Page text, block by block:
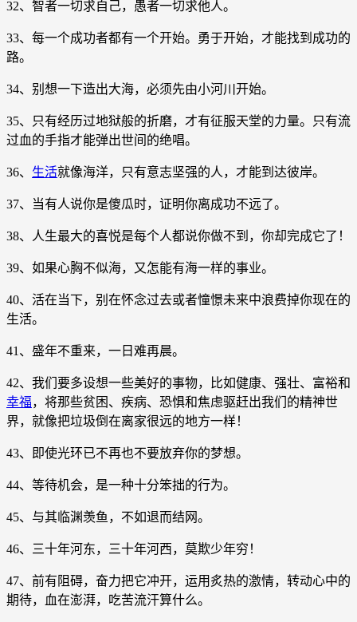
32、智者一切求自己，愚者一切求他人。
33、每一个成功者都有一个开始。勇于开始，才能找到成功的
路。
34、别想一下造出大海，必须先由小河川开始。
35、只有经历过地狱般的折磨，才有征服天堂的力量。只有流
过血的手指才能弹出世间的绝唱。
36、 生活就像海洋，只有意志坚强的人，才能到达彼岸。
37、当有人说你是傻瓜时，证明你离成功不远了。
38、人生最大的喜悦是每个人都说你做不到，你却完成它了！
39、如果心胸不似海，又怎能有海一样的事业。
40、活在当下，别在怀念过去或者憧憬未来中浪费掉你现在的
生活。
41、盛年不重来，一日难再晨。
42、我们要多设想一些美好的事物，比如健康、强壮、富裕和
幸福，将那些贫困、疾病、恐惧和焦虑驱赶出我们的精神世
界，就像把垃圾倒在离家很远的地方一样！
43、即使光环已不再也不要放弃你的梦想。
44、等待机会，是一种十分笨拙的行为。
45、与其临渊羡鱼，不如退而结网。
46、三十年河东，三十年河西，莫欺少年穷！
47、前有阻碍，奋力把它冲开，运用炙热的激情，转动心中的
期待，血在澎湃，吃苦流汗算什么。